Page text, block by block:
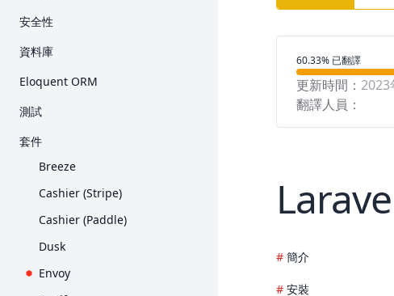
入門套件
部署
Request
Response
View
Blade 樣板
打包素材
產生 URL
Session
表單驗證
Artisan 主控台
Collection
Contract
Event
檔案儲存
輔助函式
HTTP 用戶端
本土化
郵件
安全性
身份驗證
資料庫
Eloquent ORM
入門
測試
HTTP 測試
主控台測試
瀏覽器測試
資料庫
Mock
套件
Breeze
Cashier (Stripe)
Cashier (Paddle)
Dusk
Envoy
翻譯進度
60.33% 已翻譯
更新時間： 2023
翻譯人員：
簡介
安裝